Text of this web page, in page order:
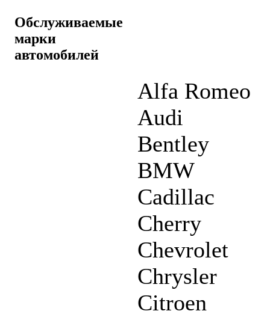
Обслуживаемые
марки
автомобилей
Alfa Romeo
Audi
Bentley
BMW
Cadillac
Cherry
Chevrolet
Chrysler
Citroen